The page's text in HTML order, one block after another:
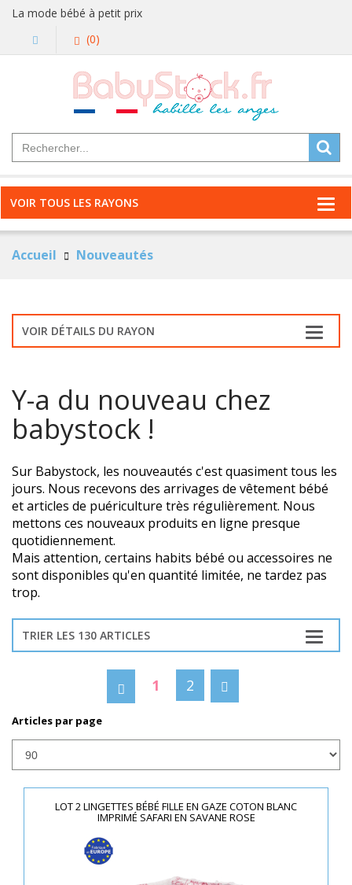
La mode bébé à petit prix
(0)
VOIR TOUS LES RAYONS
Accueil Nouveautés
VOIR DÉTAILS DU RAYON
Y-a du nouveau chez
babystock !
Sur Babystock, les nouveautés c'est quasiment tous les
jours. Nous recevons des arrivages de vêtement bébé
et articles de puériculture très régulièrement. Nous
mettons ces nouveaux produits en ligne presque
quotidiennement.
Mais attention, certains habits bébé ou accessoires ne
sont disponibles qu'en quantité limitée, ne tardez pas
trop.
TRIER LES 130 ARTICLES
1 2
Articles par page
LOT 2 LINGETTES BÉBÉ FILLE EN GAZE COTON BLANC
IMPRIMÉ SAFARI EN SAVANE ROSE